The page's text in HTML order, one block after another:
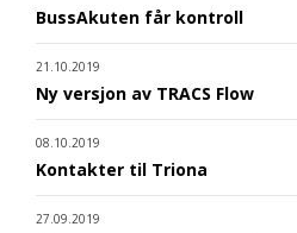
BussAkuten får kontroll
21.10.2019
Ny versjon av TRACS Flow
08.10.2019
Kontakter til Triona
27.09.2019